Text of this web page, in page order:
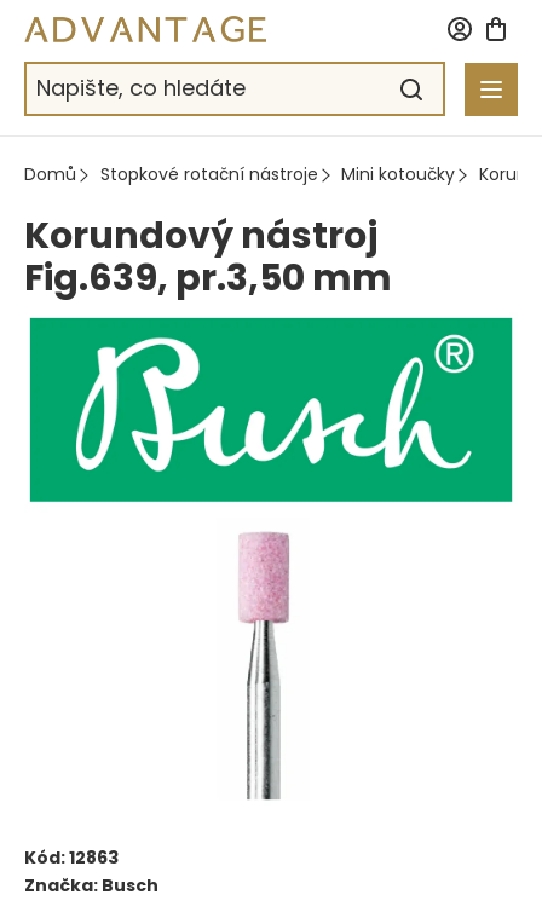
Přejít
obsah
Domů Stopkové rotační nástroje Mini kotoučky
Korundový nástroj
Fig.639, pr.3,50 mm
Kód:12863
Značka: Busch